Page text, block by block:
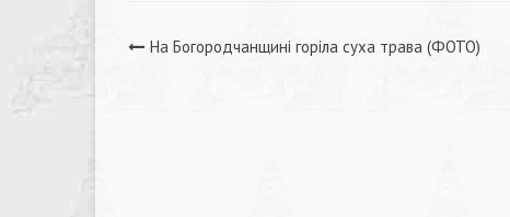
Навігація
На Богородчанщині горіла суха трава (ФОТО)